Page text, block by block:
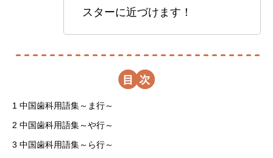
スターに近づけます！
1 中国歯科用語集～ま行～
2 中国歯科用語集～や行～
3 中国歯科用語集～ら行～